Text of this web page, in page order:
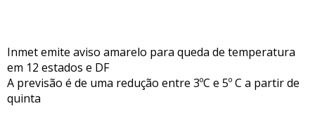
Inmet emite aviso amarelo para queda de temperatura
em 12 estados e DF
A previsão é de uma redução entre 3ºC e 5º C a partir de
quinta